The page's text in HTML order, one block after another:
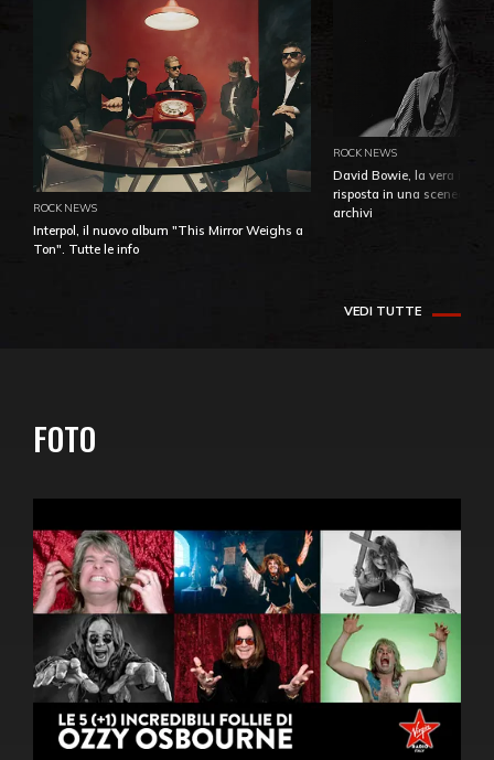
ROCK NEWS
Interpol, il nuovo album "This Mirror Weighs a
Ton". Tutte le info
ROCK NEWS
David Bowie, la vera
risposta in una
archivi
VEDI TUTTE
FOTO